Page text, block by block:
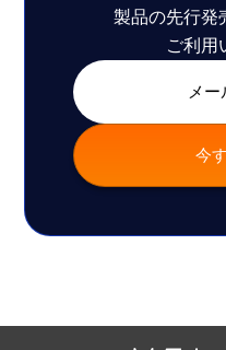
製品の先行発
ご利用